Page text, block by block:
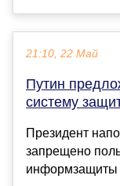
21:10, 22 Май
Путин
систему
Президент
запрещено
информзащиты